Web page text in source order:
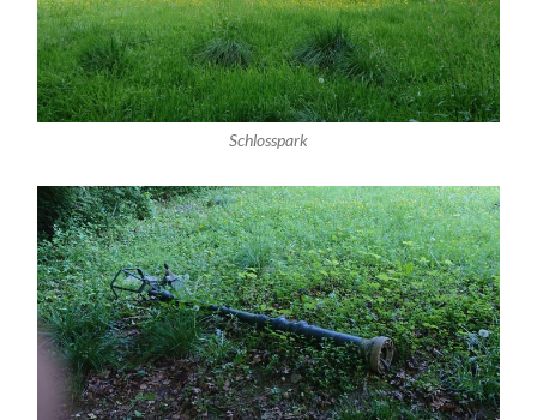
Schlosspark